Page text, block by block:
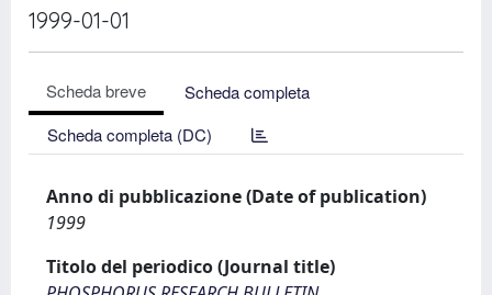
1999-01-01
Scheda breve
Scheda completa
Scheda completa (DC)
Anno di pubblicazione (Date of publication)
1999
Titolo del periodico (Journal title)